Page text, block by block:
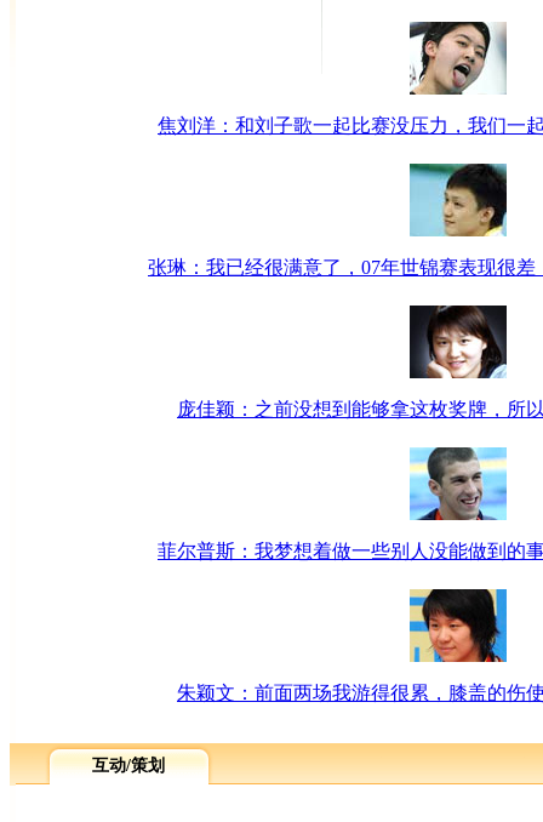
焦刘洋：和刘子歌一起比赛没压力，我们一
张琳：我已经很满意了，07年世锦赛表现很
庞佳颖：之前没想到能够拿这枚奖牌，所
菲尔普斯：我梦想着做一些别人没能做到的
朱颖文：前面两场我游得很累，膝盖的伤
互动/策划